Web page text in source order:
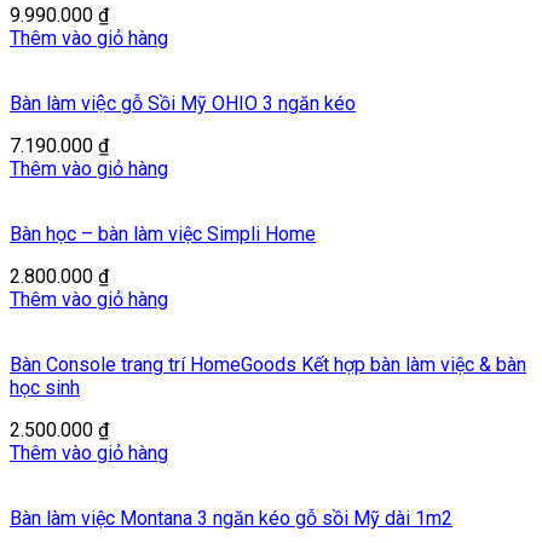
9.990.000 ₫
Thêm vào giỏ hàng
Bàn làm việc gỗ Sồi Mỹ OHIO 3 ngăn kéo
7.190.000 ₫
Thêm vào giỏ hàng
Bàn học – bàn làm việc Simpli Home
2.800.000 ₫
Thêm vào giỏ hàng
Bàn Console trang trí HomeGoods Kết hợp bàn làm việc & bàn
học sinh
2.500.000 ₫
Thêm vào giỏ hàng
Bàn làm việc Montana 3 ngăn kéo gỗ sồi Mỹ dài 1m2